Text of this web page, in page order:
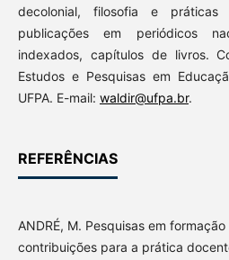
decolonial, filosofia e práticas
publicações em periódicos
indexados, capítulos de livros.
Estudos e Pesquisas em
UFPA. E-mail: waldir@ufpa.br.
REFERÊNCIAS
ANDRÉ, M. Pesquisas em
contribuições para a prática